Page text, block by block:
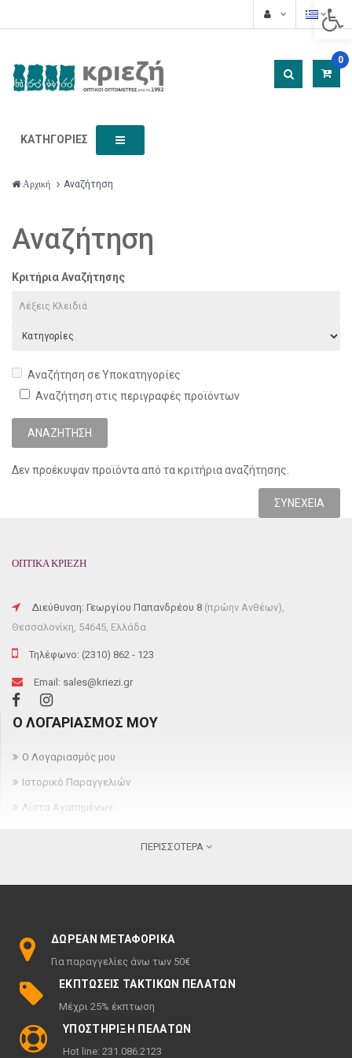
0
ΚΑΤΗΓΟΡΊΕΣ
Αρχική Αναζήτηση
Αναζήτηση
Κριτήρια Αναζήτησης
Αναζήτηση σε Υποκατηγορίες
Αναζήτηση στις περιγραφές προϊόντων
Δεν προέκυψαν προϊόντα από τα κριτήρια αναζήτησης.
ΣΥΝΈΧΕΙΑ
ΟΠΤΙΚΑ ΚΡΙΕΖΗ
Διεύθυνση: Γεωργίου Παπανδρέου 8 (πρώην Ανθέων),
Θεσσαλονίκη, 54645, Ελλάδα
Τηλέφωνο: (2310) 862 - 123
Email: sales@kriezi.gr
Ο ΛΟΓΑΡΙΑΣΜΌΣ ΜΟΥ
Ο Λογαριασμός μου
Ιστορικό Παραγγελιών
Λίστα Αγαπημένων
Πολιτική ακύρωσης & επιστροφών
Πολιτική Απορρήτου
ΠΕΡΙΣΣΌΤΕΡΑ
ΠΕΡΙΣΣΌΤΕΡΑ
ΔΩΡΕΆΝ ΜΕΤΑΦΟΡΙΚΆ
Για παραγγελίες άνω των 50€
ΕΚΠΤΏΣΕΙΣ ΤΑΚΤΙΚΏΝ ΠΕΛΑΤΏΝ
Μέχρι 25% έκπτωση
ΥΠΟΣΤΉΡΙΞΗ ΠΕΛΑΤΏΝ
Hot line: 231.086.2123